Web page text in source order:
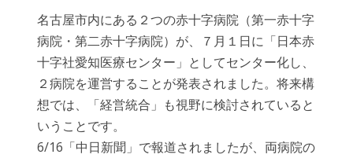
名古屋市内にある２つの赤十字病院（第一赤十字
病院・第二赤十字病院）が、７月１日に「日本赤
十字社愛知医療センター」としてセンター化し、
２病院を運営することが発表されました。将来構
想では、「経営統合」も視野に検討されていると
いうことです。
6/16「中日新聞」で報道されましたが、両病院の